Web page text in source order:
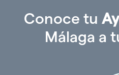
Conoce tu
Málaga a